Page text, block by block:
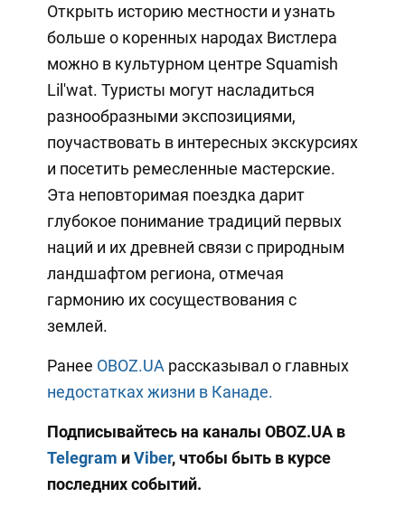
Открыть историю местности и узнать
больше о коренных народах Вистлера
можно в культурном центре Squamish
Lil'wat. Туристы могут насладиться
разнообразными экспозициями,
поучаствовать в интересных экскурсиях
и посетить ремесленные мастерские.
Эта неповторимая поездка дарит
глубокое понимание традиций первых
наций и их древней связи с природным
ландшафтом региона, отмечая
гармонию их сосуществования с
землей.
Ранее OBOZ.UA рассказывал о главных
недостатках жизни в Канаде.
Подписывайтесь на каналы OBOZ.UA в
Telegram иViber, чтобы быть в курсе
последних событий.